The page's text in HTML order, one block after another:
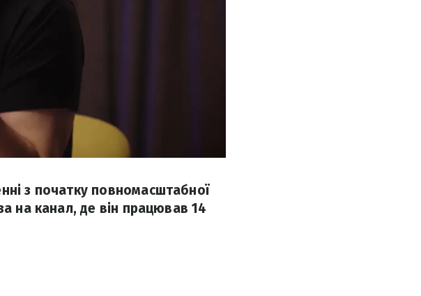
з початку повномасштабної
на канал, де він працював 14